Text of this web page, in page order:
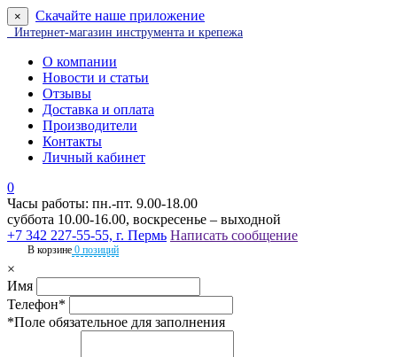
× Скачайте наше приложение
Интернет-магазин инструмента и крепежа
О компании
Новости и статьи
Отзывы
Доставка и оплата
Производители
Контакты
Личный кабинет
0
Часы работы: пн.-пт. 9.00-18.00
суббота 10.00-16.00, воскресенье – выходной
+7 342 227-55-55, г. Пермь Написать сообщение
В корзине 0 позиций
×
Имя
Телефон*
*Поле обязательное для заполнения